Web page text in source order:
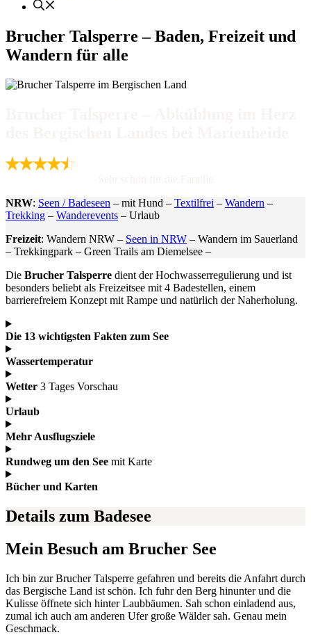
Brucher Talsperre – Baden, Freizeit und
Wandern für alle
NRW: Seen / Badeseen – mit Hund – Textilfrei – Wandern –
Trekking – Wanderevents – Urlaub
Freizeit: Wandern NRW – Seen in NRW – Wandern im Sauerland
– Trekkingpark – Green Trails am Diemelsee –
Die Brucher Talsperre dient der Hochwasserregulierung und ist
besonders beliebt als Freizeitsee mit 4 Badestellen, einem
barrierefreiem Konzept mit Rampe und natürlich der Naherholung.
Die 13 wichtigsten Fakten zum See
Wassertemperatur
Wetter 3 Tages Vorschau
Urlaub
Mehr Ausflugsziele
Rundweg um den See mit Karte
Bücher und Karten
Details zum Badesee
Mein Besuch am Brucher See
Ich bin zur Brucher Talsperre gefahren und bereits die Anfahrt durch
das Bergische Land ist schön. Ich fuhr den Berg hinunter und die
Kulisse öffnete sich hinter Laubbäumen. Sah schon einladend aus,
zumal ich auch am anderen Ufer große Wälder sah. Genau mein
Geschmack.